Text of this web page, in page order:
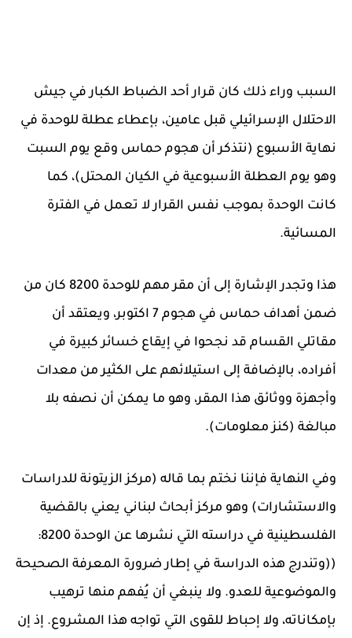
السبب وراء ذلك كان قرار أحد الضباط الكبار في جيش
الاحتلال الإسرائيلي قبل عامين، بإعطاء عطلة للوحدة في
نهاية الأسبوع (نتذكر أن هجوم حماس وقع يوم السبت
وهو يوم العطلة الأسبوعية في الكيان المحتل)، كما
كانت الوحدة بموجب نفس القرار لا تعمل في الفترة
المسائية.
هذا وتجدر الإشارة إلى أن مقر مهم للوحدة 8200 كان من
ضمن أهداف حماس في هجوم 7 اكتوبر، ويعتقد أن
مقاتلي القسام قد نجحوا في إيقاع خسائر كبيرة في
أفراده، بالإضافة إلى استيلائهم على الكثير من معدات
وأجهزة ووثائق هذا المقر، وهو ما يمكن أن نصفه بلا
مبالغة (كنز معلومات).
وفي النهاية فإننا نختم بما قاله (مركز الزيتونة للدراسات
والاستشارات) وهو مركز أبحاث لبناني يعني بالقضية
الفلسطينية في دراسته التي نشرها عن الوحدة 8200:
((وتندرج هذه الدراسة في إطار ضرورة المعرفة الصحيحة
والموضوعية للعدو. ولا ينبغي أن يُفهم منها ترهيب
بإمكاناته، ولا إحباط للقوى التي تواجه هذا المشروع. إذ إن